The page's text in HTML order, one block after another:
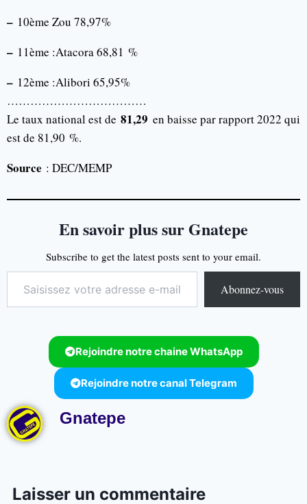
– 10ème Zou 78,97%
– 11ème :Atacora 68,81 %
– 12ème :Alibori 65,95%
………………………………
Le taux national est de81,29 en baisse par rapport 2022 qui
est de 81,90 %.
Source : DEC/MEMP
En savoir plus sur Gnatepe
Subscribe to get the latest posts sent to your email.
Abonnez-vous
Rejoindre notre chaine WhatsApp
Rejoindre notre canal Telegram
Gnatepe
Laisser un commentaire